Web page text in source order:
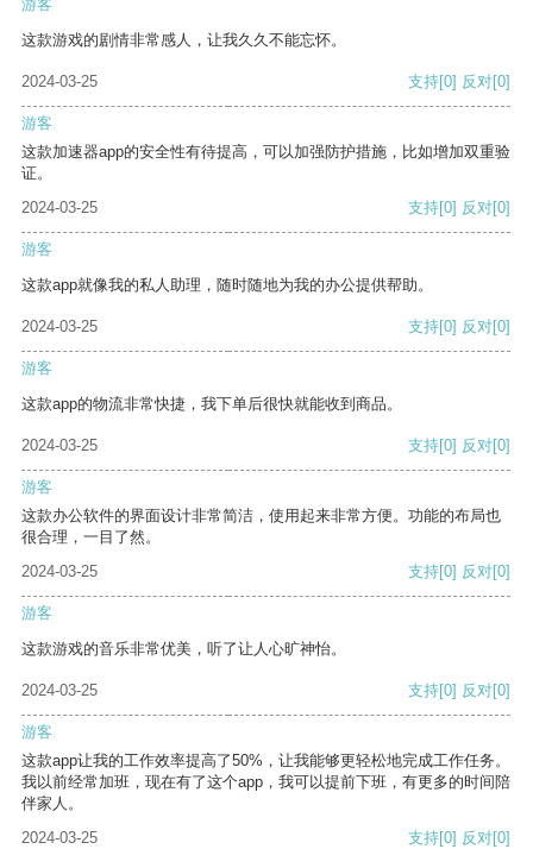
游客
这款游戏的剧情非常感人，让我久久不能忘怀。
2024-03-25 支持[0] 反对[0]
游客
这款加速器app的安全性有待提高，可以加强防护措施，比如增加双重验
证。
2024-03-25
支持[0] 反对[0]
游客
这款app就像我的私人助理，随时随地为我的办公提供帮助。
2024-03-25 支持[0] 反对[0]
游客
这款app的物流非常快捷，我下单后很快就能收到商品。
2024-03-25 支持[0] 反对[0]
游客
这款办公软件的界面设计非常简洁，使用起来非常方便。功能的布局也
很合理，一目了然。
2024-03-25
支持[0] 反对[0]
游客
这款游戏的音乐非常优美，听了让人心旷神怡。
2024-03-25 支持[0] 反对[0]
游客
这款app让我的工作效率提高了50%，让我能够更轻松地完成工作任务。
我以前经常加班，现在有了这个app，我可以提前下班，有更多的时间陪
伴家人。
2024-03-25
支持[0] 反对[0]